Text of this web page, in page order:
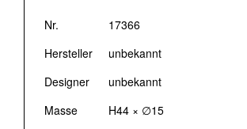
Nr.
17366
Hersteller
unbekannt
Designer
unbekannt
Masse
H44 × ∅15